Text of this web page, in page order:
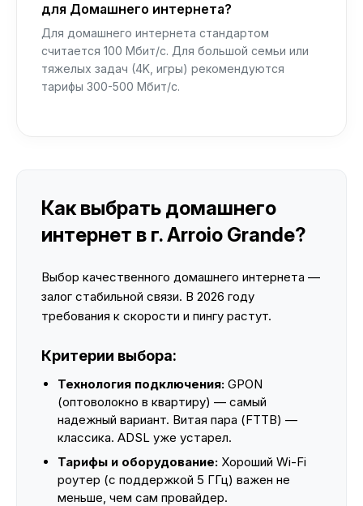
для Домашнего интернета?
Для домашнего интернета стандартом
считается 100 Мбит/с. Для большой семьи или
тяжелых задач (4K, игры) рекомендуются
тарифы 300-500 Мбит/с.
Как выбрать домашнего
интернет в г. Arroio Grande?
Выбор качественного домашнего интернета —
залог стабильной связи. В 2026 году
требования к скорости и пингу растут.
Критерии выбора:
Технология подключения: GPON
(оптоволокно в квартиру) — самый
надежный вариант. Витая пара (FTTB) —
классика. ADSL уже устарел.
Тарифы и оборудование: Хороший Wi-Fi
роутер (с поддержкой 5 ГГц) важен не
меньше, чем сам провайдер.